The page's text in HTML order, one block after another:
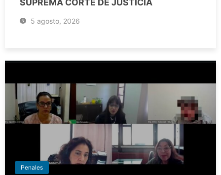
SUPREMA CORTE DE JUSTICIA
5 agosto, 2026
Penales